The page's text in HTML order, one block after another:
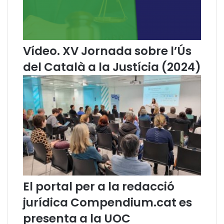
r
é
s
I
n
e
r
n
a
c
i
o
n
a
l
Vídeo. XV Jornada sobre l’Ús
del Català a la Justícia (2024)
El portal per a la redacció
jurídica Compendium.cat es
presenta a la UOC